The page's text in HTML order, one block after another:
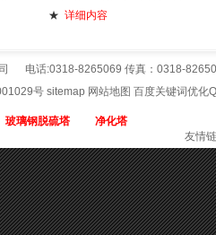
★ 详细内容
电话:0318-8265069 传真：0318-
号 sitemap 网站地图 百度关键词优化
玻璃钢脱硫塔
净化塔
友情